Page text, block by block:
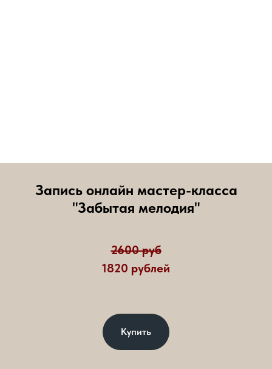
Запись онлайн мастер-класса
"Забытая мелодия"
2600 руб
1820 рублей
Купить